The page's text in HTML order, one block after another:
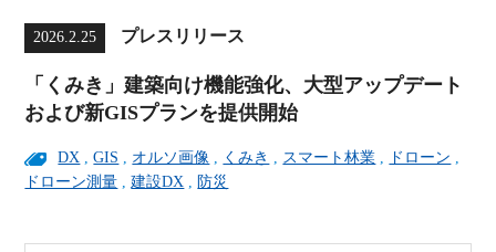
2026.2.25 プレスリリース
「くみき」建築向け機能強化、大型アップデート
および新GISプランを提供開始
DX ,GIS オルソ画像 くみき スマート林業 ドローン
ドローン測量 ,建設DX 防災